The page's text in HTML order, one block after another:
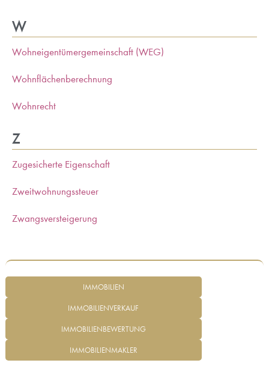
W
Wohneigentümergemeinschaft (WEG)
Wohnflächenberechnung
Wohnrecht
Z
Zugesicherte Eigenschaft
Zweitwohnungssteuer
Zwangsversteigerung
IMMOBILIEN
IMMOBILIENVERKAUF
IMMOBILIENBEWERTUNG
IMMOBILIENMAKLER